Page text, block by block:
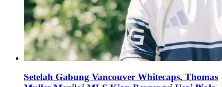
Setelah Gabung Vancouver Whitecaps, Thomas